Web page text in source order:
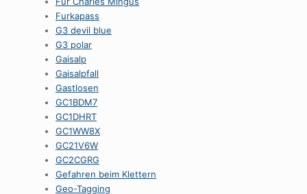
Furkapass
G3 devil blue
G3 polar
Gaisalp
Gaisalpfall
Gastlosen
GC1BDM7
GC1DHRT
GC1WW8X
GC21V6W
GC2CGRG
Gefahren beim Klettern
Geo-Tagging